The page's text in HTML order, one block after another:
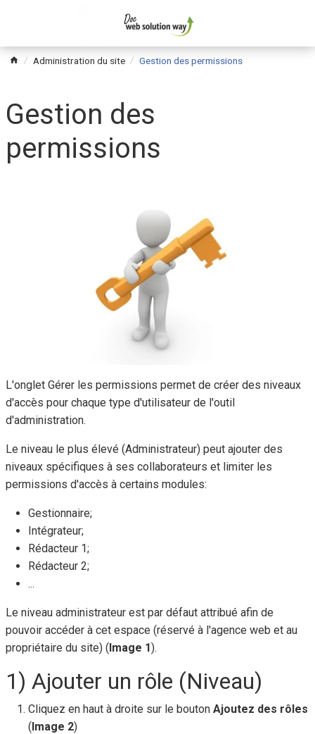
Administration du site Gestion des permissions
Gestion des
permissions
L'onglet Gérer les permissions permet de créer des niveaux
d'accès pour chaque type d'utilisateur de l'outil
d'administration.
Le niveau le plus élevé (Administrateur) peut ajouter des
niveaux spécifiques à ses collaborateurs et limiter les
permissions d'accès à certains modules:
Gestionnaire;
Intégrateur;
Rédacteur 1;
Rédacteur 2;
...
Le niveau administrateur est par défaut attribué afin de
pouvoir accéder à cet espace (réservé à l'agence web et au
propriétaire du site) (Image 1).
1) Ajouter un rôle (Niveau)
Cliquez en haut à droite sur le bouton Ajoutez des rôles
(Image 2)